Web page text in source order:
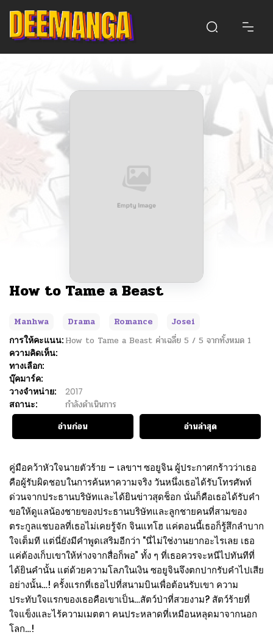
How to Tame a Beast
Manhwa Drama Romance
Josei
การให้คะแนน: How to Tame a Beast ค่าเฉลี่ย 5 / 5 จากทั้งหมด 1
ความคิดเห็น:
ทางเลือก:
บุ๊คมาร์ค:
วางจำหน่าย:
2017
สถานะ:
กำลังดำเนินการ
อ่านก่อน
อ่านล่าสุด
คู่มือคว้าหัวใจนายตัวร้าย – เลขาฯ ซอยูจิน ผู้ประกาศกร้าวว่าเธอ
คือผู้รับผิดชอบในการค้นหาความจริง วันหนึ่งเธอได้รับโทรศัพท์
ด่วนจากประธานบริษัทและได้ยินข่าวสุดช็อก นั่นก็คือเธอได้รับคำ
ขอให้ดูแลน้องชายของประธานบริษัทและลูกชายคนที่สามของ
ตระกูลแชบอลที่เธอไม่เคยรู้จัก จินแทโฮ แค่ตอนนี้เธอก็รู้สึกลำบาก
ใจเต็มที แต่นี่ยังมีคำพูดเสริมอีกว่า “นี่ไม่ใช่งานยากอะไรเลย เธอ
แค่ต้องเก็บเขาให้ห่างจากสื่อก็พอ” ทั้ง ๆ ที่เธอควรจะหนีไปทันทีที่
ได้ยินคำนั้น แต่ด้วยความโลภในเงิน ซอยูจินจึงตกปากรับคำไปเสีย
อย่างนั้น…! ครั้งแรกที่เธอไปที่สนามบินเพื่อต้อนรับเขา ความ
ประทับใจแรกของเธอคือเขาเป็น…สัตว์ป่าที่สวยงาม? สัตว์ร้ายที่
ใจแข็งและไร้ความเมตตา คนประหลาดที่เหมือนหลุดมาจากนอก
โลก…!